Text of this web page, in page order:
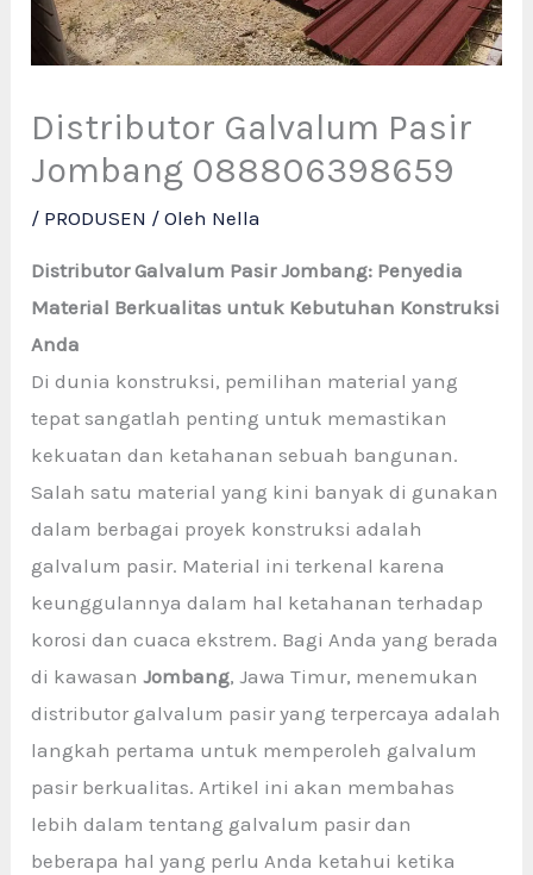
Distributor Galvalum Pasir
Jombang 088806398659
/ PRODUSEN / Oleh Nella
Distributor Galvalum Pasir Jombang: Penyedia
Material Berkualitas untuk Kebutuhan Konstruksi
Anda
Di dunia konstruksi, pemilihan material yang
tepat sangatlah penting untuk memastikan
kekuatan dan ketahanan sebuah bangunan.
Salah satu material yang kini banyak di gunakan
dalam berbagai proyek konstruksi adalah
galvalum pasir. Material ini terkenal karena
keunggulannya dalam hal ketahanan terhadap
korosi dan cuaca ekstrem. Bagi Anda yang berada
di kawasanJombang, Jawa Timur, menemukan
distributor galvalum pasir yang terpercaya adalah
langkah pertama untuk memperoleh galvalum
pasir berkualitas. Artikel ini akan membahas
lebih dalam tentang galvalum pasir dan
beberapa hal yang perlu Anda ketahui ketika